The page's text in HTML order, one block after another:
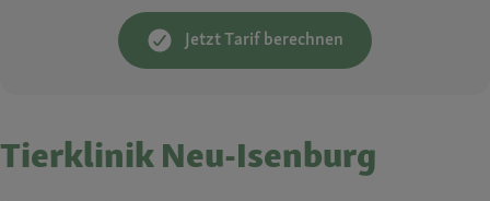
Jetzt Tarif berechnen
Tierklinik Neu-Isenburg